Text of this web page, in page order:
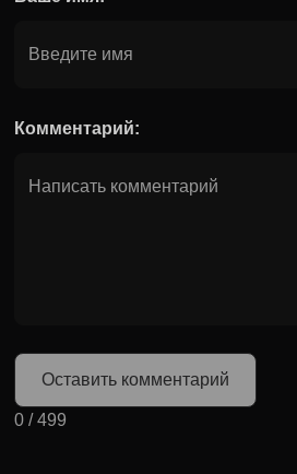
Комментарий:
Оставить комментарий
0 /499